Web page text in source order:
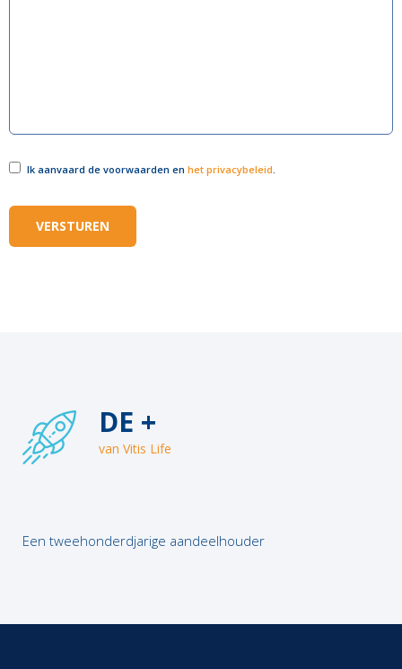
Ik aanvaard de voorwaarden en het privacybeleid.
DE +
van Vitis Life
Een tweehonderdjarige aandeelhouder